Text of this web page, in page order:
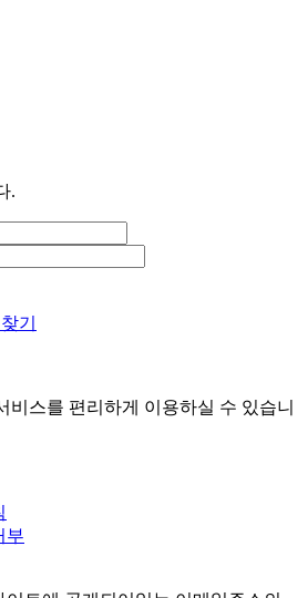
.
기
비스를 편리하게 이용하실 수 있습니
부